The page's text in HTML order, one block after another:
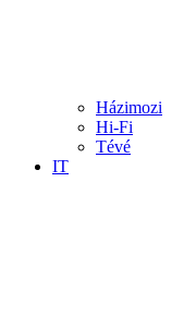
Házimozi
Hi-Fi
Tévé
IT